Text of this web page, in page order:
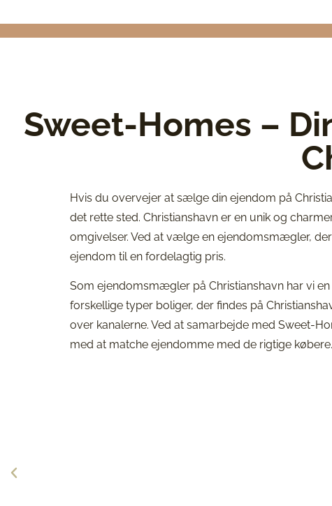
Sweet-Homes –
Hvis du overvejer at sælge din ejendom på
det rette sted. Christianshavn er en unik og
omgivelser. Ved at vælge en ejendomsmægler,
ejendom til en fordelagtig pris.
Som ejendomsmægler på Christianshavn har vi
forskellige typer boliger, der findes på
over kanalerne. Ved at samarbejde med Sweet-
med at matche ejendomme med de rigtige købere.